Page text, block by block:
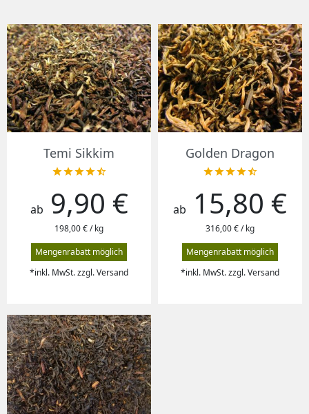
Temi Sikkim

Preis
ab 9,90 €
198,00 € / kg
Mengenrabatt möglich
*inkl. MwSt. zzgl. Versand
Golden Dragon

Preis
ab 15,80 €
316,00 € / kg
Mengenrabatt möglich
*inkl. MwSt. zzgl. Versand